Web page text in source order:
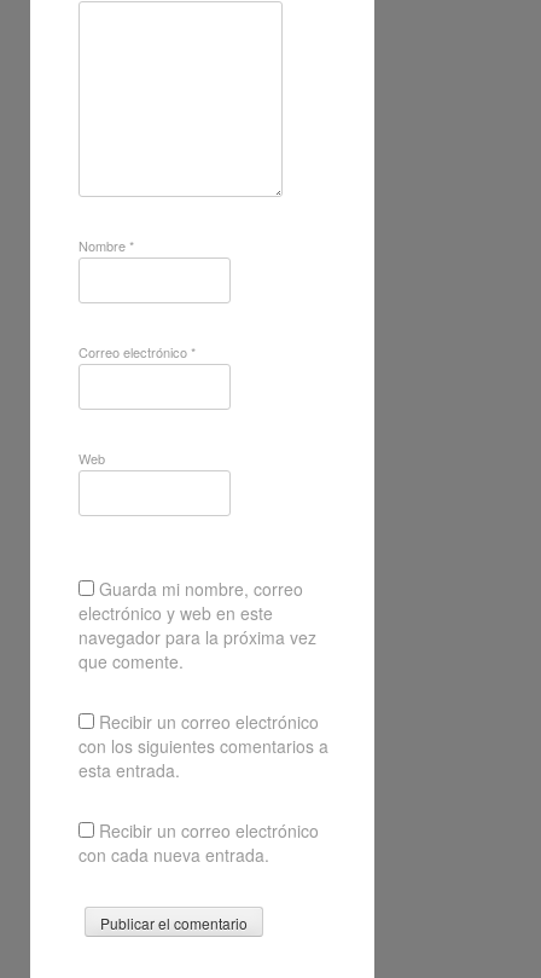
Nombre*
Correo electrónico*
Web
Guarda mi nombre, correo
electrónico y web en este
navegador para la próxima vez
que comente.
Recibir un correo electrónico
con los siguientes comentarios a
esta entrada.
Recibir un correo electrónico
con cada nueva entrada.